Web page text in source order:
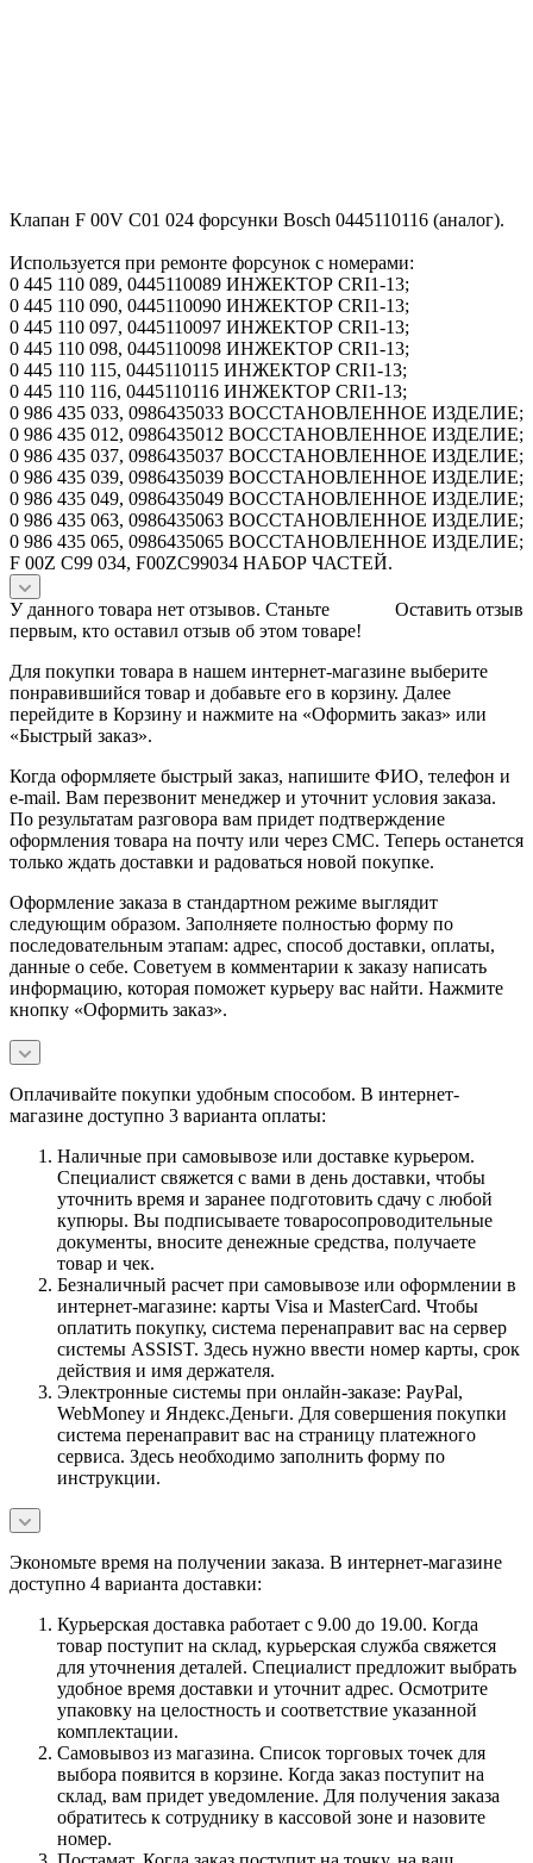
Клапан F 00V C01 024 форсунки Bosch 0445110116 (аналог).
Используется при ремонте форсунок с номерами:
0 445 110 089, 0445110089 ИНЖЕКТОР CRI1-13;
0 445 110 090, 0445110090 ИНЖЕКТОР CRI1-13;
0 445 110 097, 0445110097 ИНЖЕКТОР CRI1-13;
0 445 110 098, 0445110098 ИНЖЕКТОР CRI1-13;
0 445 110 115, 0445110115 ИНЖЕКТОР CRI1-13;
0 445 110 116, 0445110116 ИНЖЕКТОР CRI1-13;
0 986 435 033, 0986435033 ВОССТАНОВЛЕННОЕ ИЗДЕЛИЕ;
0 986 435 012, 0986435012 ВОССТАНОВЛЕННОЕ ИЗДЕЛИЕ;
0 986 435 037, 0986435037 ВОССТАНОВЛЕННОЕ ИЗДЕЛИЕ;
0 986 435 039, 0986435039 ВОССТАНОВЛЕННОЕ ИЗДЕЛИЕ;
0 986 435 049, 0986435049 ВОССТАНОВЛЕННОЕ ИЗДЕЛИЕ;
0 986 435 063, 0986435063 ВОССТАНОВЛЕННОЕ ИЗДЕЛИЕ;
0 986 435 065, 0986435065 ВОССТАНОВЛЕННОЕ ИЗДЕЛИЕ;
F 00Z C99 034, F00ZC99034 НАБОР ЧАСТЕЙ.
Оставить отзыв
У данного товара нет отзывов. Станьте
первым, кто оставил отзыв об этом товаре!
Для покупки товара в нашем интернет-магазине выберите
понравившийся товар и добавьте его в корзину. Далее
перейдите в Корзину и нажмите на «Оформить заказ» или
«Быстрый заказ».
Когда оформляете быстрый заказ, напишите ФИО, телефон и
e-mail. Вам перезвонит менеджер и уточнит условия заказа.
По результатам разговора вам придет подтверждение
оформления товара на почту или через СМС. Теперь останется
только ждать доставки и радоваться новой покупке.
Оформление заказа в стандартном режиме выглядит
следующим образом. Заполняете полностью форму по
последовательным этапам: адрес, способ доставки, оплаты,
данные о себе. Советуем в комментарии к заказу написать
информацию, которая поможет курьеру вас найти. Нажмите
кнопку «Оформить заказ».
Оплачивайте покупки удобным способом. В интернет-
магазине доступно 3 варианта оплаты:
Наличные при самовывозе или доставке курьером.
Специалист свяжется с вами в день доставки, чтобы
уточнить время и заранее подготовить сдачу с любой
купюры. Вы подписываете товаросопроводительные
документы, вносите денежные средства, получаете
товар и чек.
Безналичный расчет при самовывозе или оформлении в
интернет-магазине: карты Visa и MasterCard. Чтобы
оплатить покупку, система перенаправит вас на сервер
системы ASSIST. Здесь нужно ввести номер карты, срок
действия и имя держателя.
Электронные системы при онлайн-заказе: PayPal,
WebMoney и Яндекс.Деньги. Для совершения покупки
система перенаправит вас на страницу платежного
сервиса. Здесь необходимо заполнить форму по
инструкции.
Экономьте время на получении заказа. В интернет-магазине
доступно 4 варианта доставки:
Курьерская доставка работает с 9.00 до 19.00. Когда
товар поступит на склад, курьерская служба свяжется
для уточнения деталей. Специалист предложит выбрать
удобное время доставки и уточнит адрес. Осмотрите
упаковку на целостность и соответствие указанной
комплектации.
Самовывоз из магазина. Список торговых точек для
выбора появится в корзине. Когда заказ поступит на
склад, вам придет уведомление. Для получения заказа
обратитесь к сотруднику в кассовой зоне и назовите
номер.